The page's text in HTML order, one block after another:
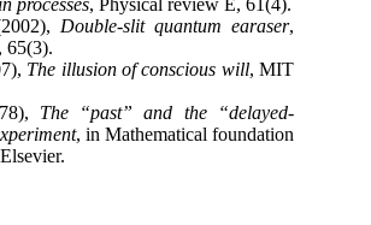
Double-slit quantum earaser,
65(3).
The illusion of conscious will, MIT
The “past” and the “delayed-
, in Mathematical foundation